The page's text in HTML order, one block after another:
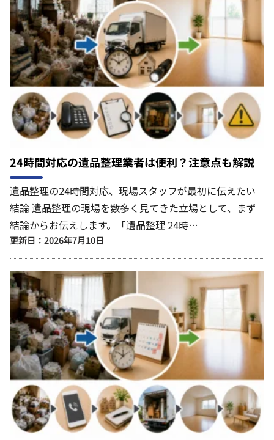
24時間対応の遺品整理業者は便利？注意点も解説
遺品整理の24時間対応、現場スタッフが最初に伝えたい
結論 遺品整理の現場を数多く見てきた立場として、まず
結論からお伝えします。「遺品整理 24時…
更新日：2026年7月10日